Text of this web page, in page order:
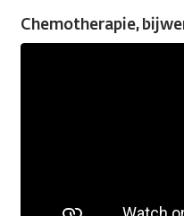
Chemotherapie,